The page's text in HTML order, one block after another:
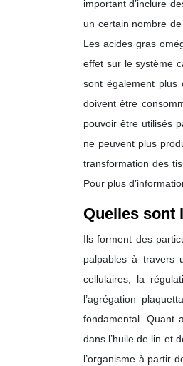
important d’inclure
un certain nombre
Les acides gras
effet sur le système
sont également plus
doivent être
pouvoir être utilisés
ne peuvent plus
transformation des
Pour plus
Quelles sont
Ils forment des
palpables à travers
cellulaires, la
l’agrégation
fondamental. Quant
dans l’huile de lin et
l’organisme à partir